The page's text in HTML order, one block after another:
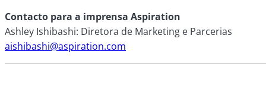
Contacto para a imprensa Aspiration
Ashley Ishibashi: Diretora de Marketing e Parcerias
aishibashi@aspiration.com